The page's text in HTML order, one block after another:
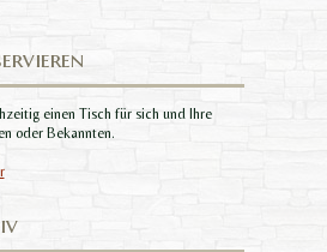
einen Tisch für sich und Ihre
oder Bekannten.